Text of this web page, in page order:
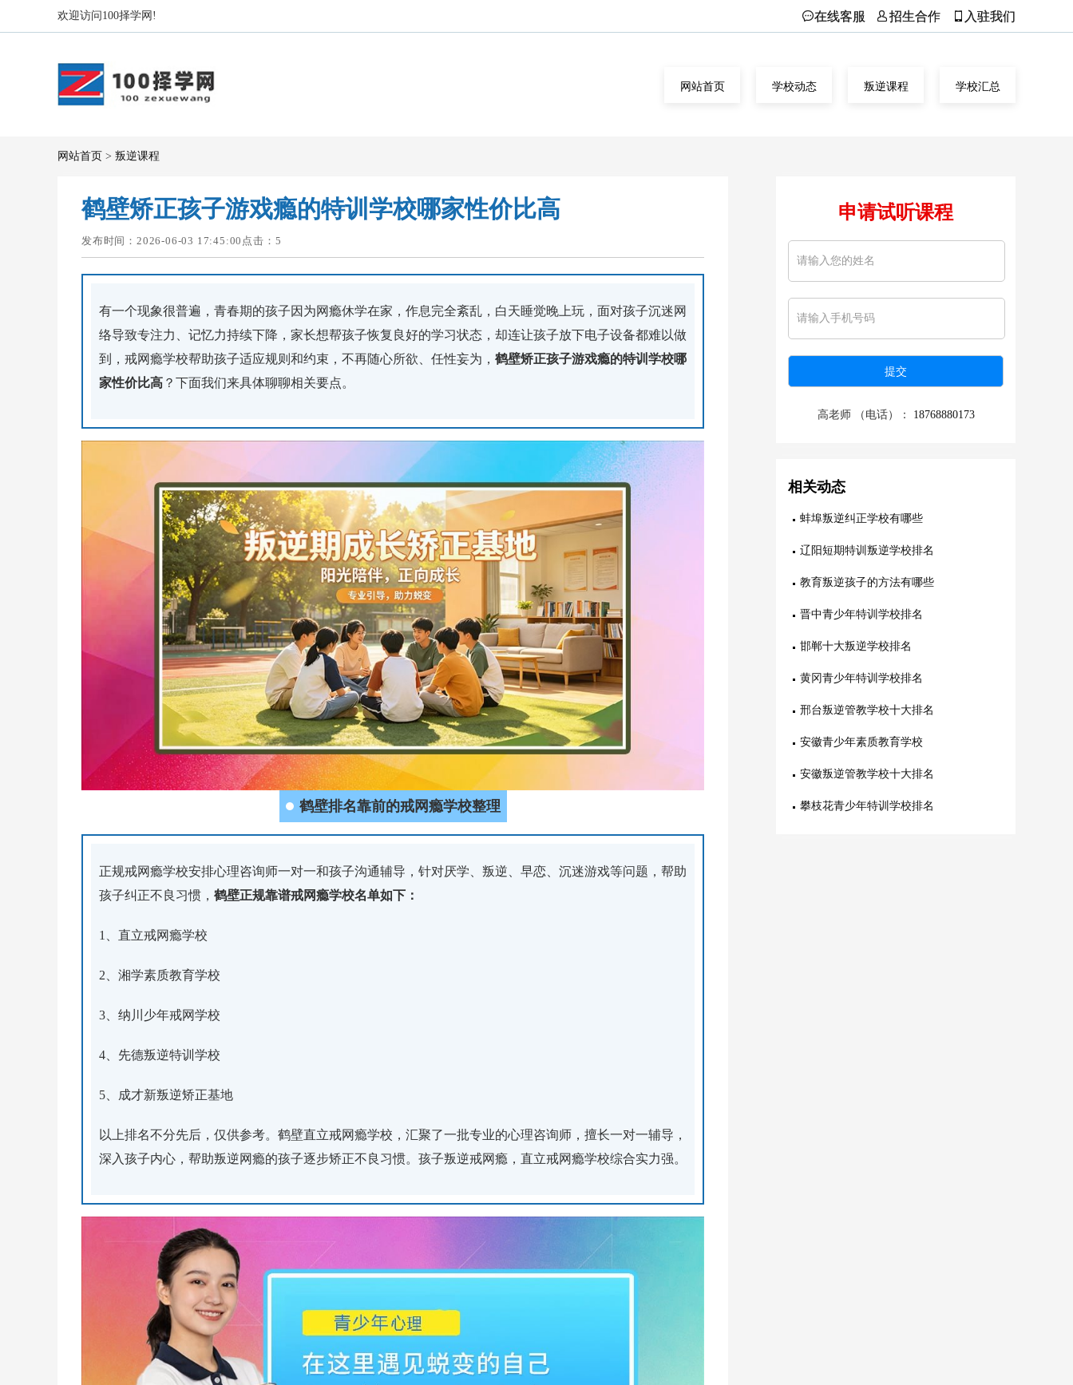
欢迎访问100择学网! 在线客服 招生合作 入驻我们
网站首页 学校动态 叛逆课程 学校汇总
网站首页 > 叛逆课程
鹤壁矫正孩子游戏瘾的特训学校哪家性价比高
发布时间：2026-06-03 17:45:00点击： 5
有一个现象很普遍，青春期的孩子因为网瘾休学在家，作息完全紊乱，白天睡觉晚上玩，面对孩子沉迷网
络导致专注力、记忆力持续下降，家长想帮孩子恢复良好的学习状态，却连让孩子放下电子设备都难以做
到，戒网瘾学校帮助孩子适应规则和约束，不再随心所欲、任性妄为， 鹤壁矫正孩子游戏瘾的特训学校哪
家性价比高 ？下面我们来具体聊聊相关要点。
鹤壁排名靠前的戒网瘾学校整理
正规戒网瘾学校安排心理咨询师一对一和孩子沟通辅导，针对厌学、叛逆、早恋、沉迷游戏等问题，帮助
孩子纠正不良习惯， 鹤壁正规靠谱戒网瘾学校名单如下：
1、直立戒网瘾学校
2、湘学素质教育学校
3、纳川少年戒网学校
4、先德叛逆特训学校
5、成才新叛逆矫正基地
以上排名不分先后，仅供参考。鹤壁直立戒网瘾学校，汇聚了一批专业的心理咨询师，擅长一对一辅导，
深入孩子内心，帮助叛逆网瘾的孩子逐步矫正不良习惯。孩子叛逆戒网瘾，直立戒网瘾学校综合实力强。
申请试听课程
高老师 （电话）： 18768880173
相关动态
蚌埠叛逆纠正学校有哪些
辽阳短期特训叛逆学校排名
教育叛逆孩子的方法有哪些
晋中青少年特训学校排名
邯郸十大叛逆学校排名
黄冈青少年特训学校排名
邢台叛逆管教学校十大排名
安徽青少年素质教育学校
安徽叛逆管教学校十大排名
攀枝花青少年特训学校排名